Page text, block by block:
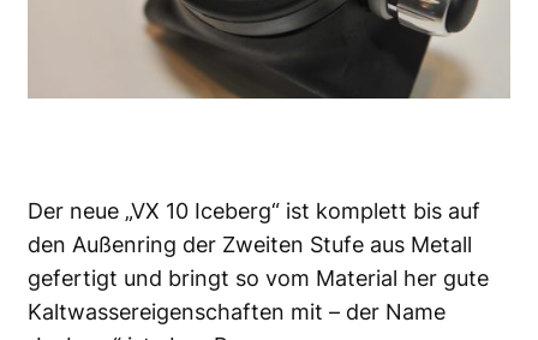
Der neue „VX 10 Iceberg“ ist komplett bis auf
den Außenring der Zweiten Stufe aus Metall
gefertigt und bringt so vom Material her gute
Kaltwassereigenschaften mit – der Name